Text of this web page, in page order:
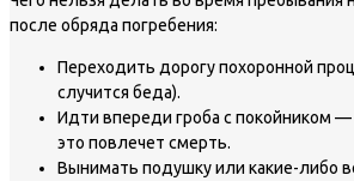
после обряда погребения:
Переходить дорогу похоронной
случится беда).
Идти впереди гроба с покойником —
это повлечет смерть.
Вынимать подушку или какие-либо